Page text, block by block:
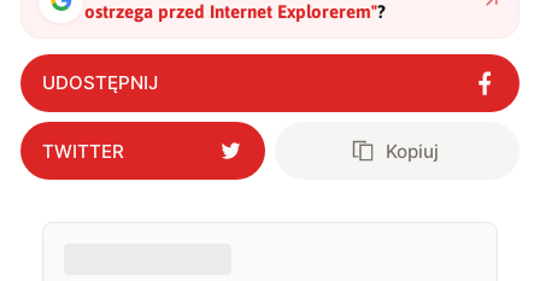
ostrzega przed Internet Explorerem"?
UDOSTĘPNIJ
TWITTER Kopiuj